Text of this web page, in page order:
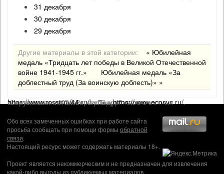
31 декабря
30 декабря
29 декабря
Другие материалы в этой категории:
« Юбилейная
медаль «Тридцать лет победы в Великой Отечественной
войне 1941-1945 гг.»
Юбилейная медаль «За
доблестный труд (За воинскую доблесть)» »
Хотите новые окна? Росстрой ждет вас на
https://www.rosstroy44.ru/
! . Подробнее о очистных сооружениях от "Экосервис" наhttps://www.ecosvc.ru/.
Обо всех замеченных ошибках при работе сайта
просьба сообщать при помощи формы обратной
связи.
Настоящий ресурс может содержать материалы 18+.
Проект является некоммерческим и не предназначен для извлечения
какой-либо выгоды из публикуемых материалов,